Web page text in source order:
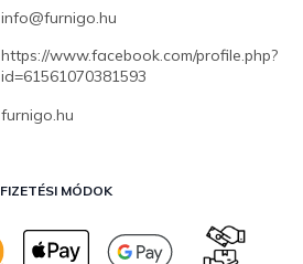
info@furnigo.hu
https://www.facebook.com/profile.php?
id=61561070381593
furnigo.hu
FIZETÉSI MÓDOK